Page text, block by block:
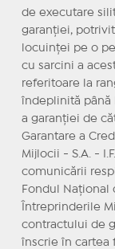
de executare
garanției,
locuinței pe o
cu sarcini a
referitoare la
îndeplinită
a garanției de
Garantare a
Mijlocii - S.A. -
comunicării
Fondul Național
Întreprinderile
contractului de
înscrie în cartea